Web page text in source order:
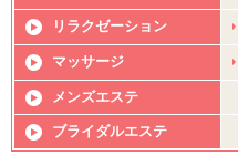
リラクゼーション
マッサージ
メンズエステ
ブライダルエステ